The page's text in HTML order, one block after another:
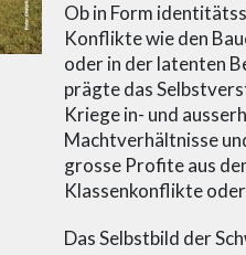
Ob in Form
Konflikte wie den
oder in der latenten
prägte das
Kriege in- und
Machtverhältnisse
grosse Profite aus
Klassenkonflikte
Das Selbstbild der